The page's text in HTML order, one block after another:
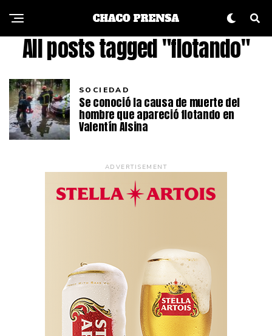
All posts tagged "flotando"
SOCIEDAD
Se conoció la causa de muerte del
hombre que apareció flotando en
Valentín Alsina
ADVERTISEMENT